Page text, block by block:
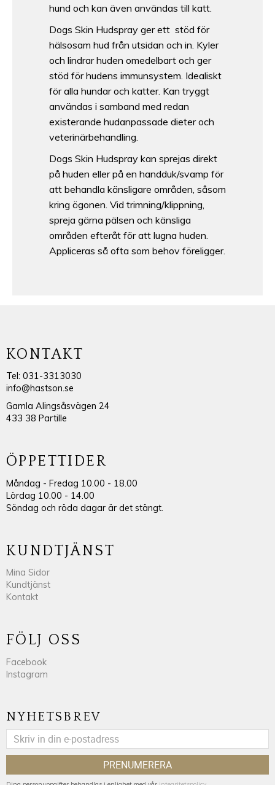
hund och kan även användas till katt.
Dogs Skin Hudspray ger ett stöd för
hälsosam hud från utsidan och in. Kyler
och lindrar huden omedelbart och ger
stöd för hudens immunsystem. Idealiskt
för alla hundar och katter. Kan tryggt
användas i samband med redan
existerande hudanpassade dieter och
veterinärbehandling.
Dogs Skin Hudspray kan sprejas direkt
på huden eller på en handduk/svamp för
att behandla känsligare områden, såsom
kring ögonen. Vid trimning/klippning,
spreja gärna pälsen och känsliga
områden efteråt för att lugna huden.
Appliceras så ofta som behov föreligger.
KONTAKT
Tel: 031-3313030
info@hastson.se
Gamla Alingsåsvägen 24
433 38 Partille
ÖPPETTIDER
Måndag - Fredag 10.00 - 18.00
Lördag 10.00 - 14.00
Söndag och röda dagar är det stängt.
KUNDTJÄNST
Mina Sidor
Kundtjänst
Kontakt
FÖLJ OSS
Facebook
Instagram
NYHETSBREV
PRENUMERERA